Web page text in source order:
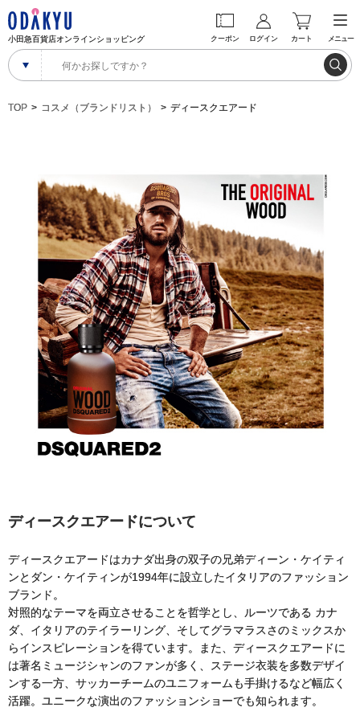
小田急百貨店オンラインショッピング クーポン ログイン カート メニュー
TOP コスメ（ブランドリスト） ディースクエアード
ディースクエアードについて
ディースクエアードはカナダ出身の双子の兄弟ディーン・ケイティ
ンとダン・ケイティンが1994年に設立したイタリアのファッション
ブランド。
対照的なテーマを両立させることを哲学とし、ルーツである カナ
ダ、イタリアのテイラーリング、そしてグラマラスさのミックスか
らインスピレーションを得ています。また、ディースクエアードに
は著名ミュージシャンのファンが多く、ステージ衣装を多数デザイ
ンする一方、サッカーチームのユニフォームも手掛けるなど幅広く
活躍。ユニークな演出のファッションショーでも知られます。